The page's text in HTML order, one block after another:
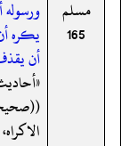
مسلم
165
ورسوله
يكره
أن